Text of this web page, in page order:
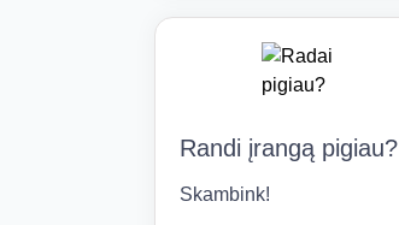
Randi įrangą pigiau?
Skambink!